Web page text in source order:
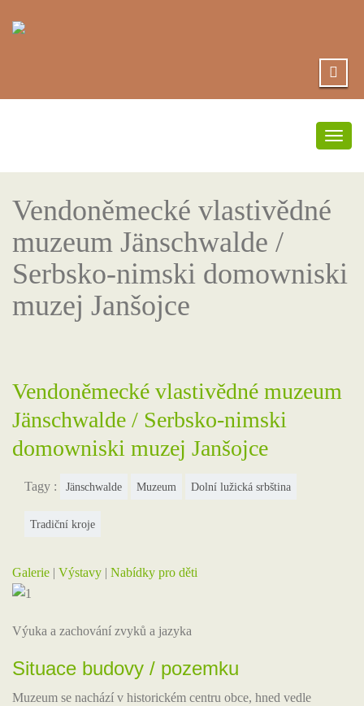
Vendoněmecké vlastivědné
muzeum Jänschwalde /
Serbsko-nimski domowniski
muzej Janšojce
Vendoněmecké vlastivědné muzeum
Jänschwalde / Serbsko-nimski
domowniski muzej Janšojce
Tagy : Jänschwalde Muzeum Dolní lužická srbština
Tradiční kroje
Galerie | Výstavy | Nabídky pro děti
Výuka a zachování zvyků a jazyka
Situace budovy / pozemku
Muzeum se nachází v historickém centru obce, hned vedle